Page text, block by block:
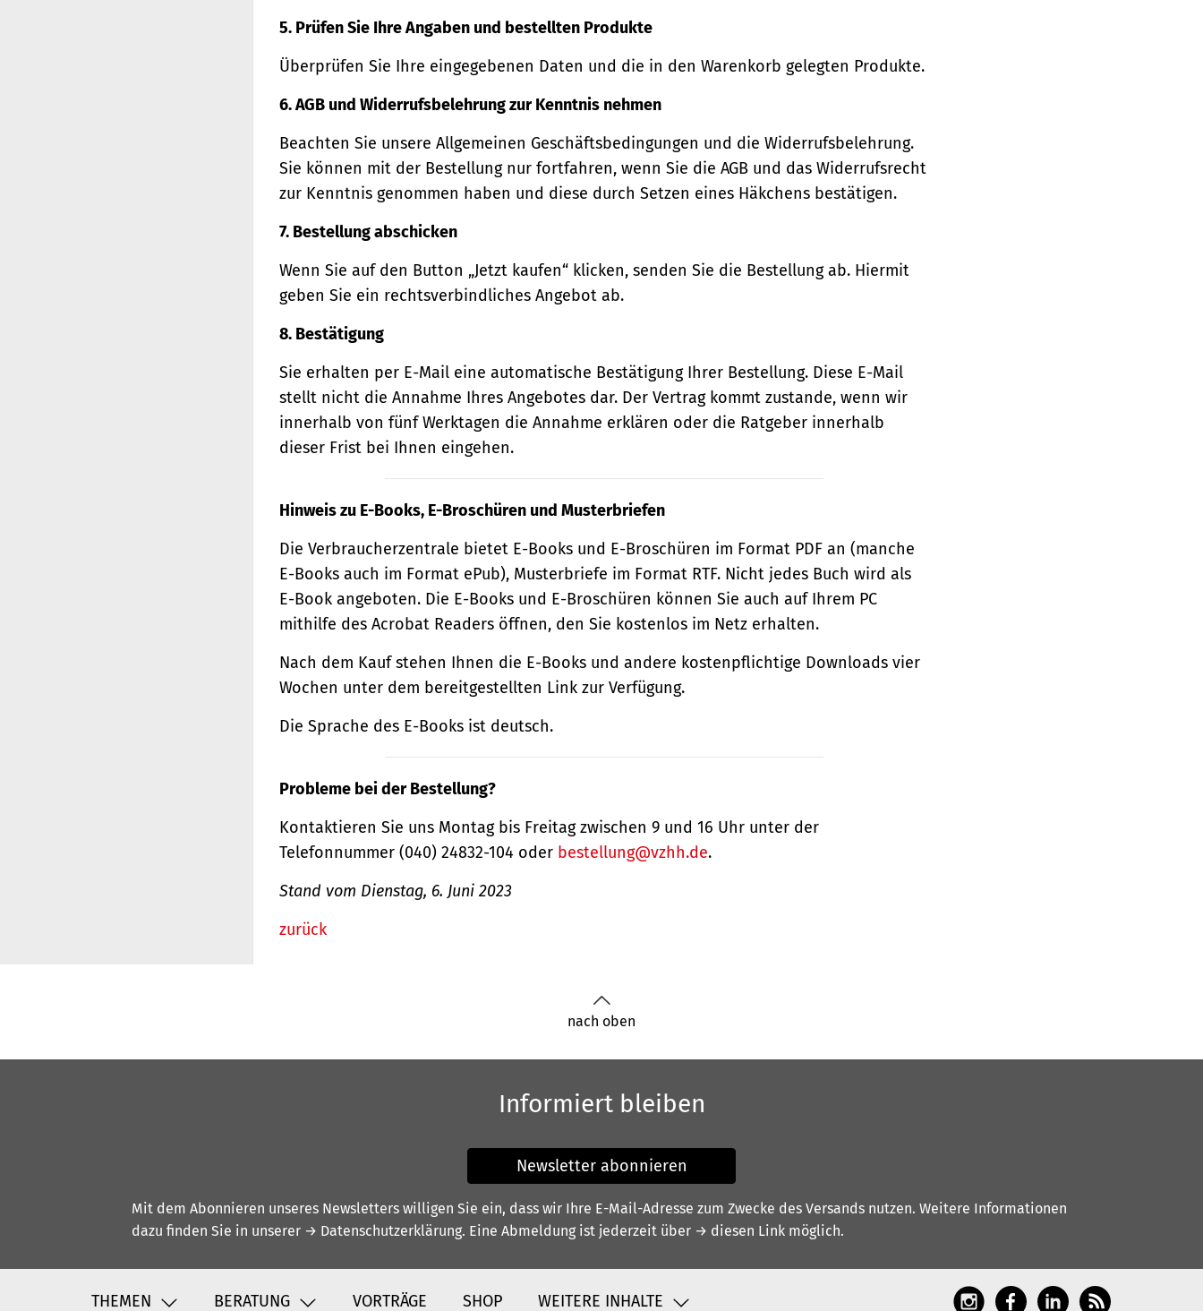
5. Prüfen Sie Ihre Angaben und bestellten Produkte
Überprüfen Sie Ihre eingegebenen Daten und die in den Warenkorb gelegten Produkte.
6. AGB und Widerrufsbelehrung zur Kenntnis nehmen
Beachten Sie unsere Allgemeinen Geschäftsbedingungen und die Widerrufsbelehrung.
Sie können mit der Bestellung nur fortfahren, wenn Sie die AGB und das Widerrufsrecht
zur Kenntnis genommen haben und diese durch Setzen eines Häkchens bestätigen.
7. Bestellung abschicken
Wenn Sie auf den Button „Jetzt kaufen“ klicken, senden Sie die Bestellung ab. Hiermit
geben Sie ein rechtsverbindliches Angebot ab.
8. Bestätigung
Sie erhalten per E-Mail eine automatische Bestätigung Ihrer Bestellung. Diese E-Mail
stellt nicht die Annahme Ihres Angebotes dar. Der Vertrag kommt zustande, wenn wir
innerhalb von fünf Werktagen die Annahme erklären oder die Ratgeber innerhalb
dieser Frist bei Ihnen eingehen.
Hinweis zu E-Books, E-Broschüren und Musterbriefen
Die Verbraucherzentrale bietet E-Books und E-Broschüren im Format PDF an (manche
E-Books auch im Format ePub), Musterbriefe im Format RTF. Nicht jedes Buch wird als
E-Book angeboten. Die E-Books und E-Broschüren können Sie auch auf Ihrem PC
mithilfe des Acrobat Readers öffnen, den Sie kostenlos im Netz erhalten.
Nach dem Kauf stehen Ihnen die E-Books und andere kostenpflichtige Downloads vier
Wochen unter dem bereitgestellten Link zur Verfügung.
Die Sprache des E-Books ist deutsch.
Probleme bei der Bestellung?
Kontaktieren Sie uns Montag bis Freitag zwischen 9 und 16 Uhr unter der
Telefonnummer (040) 24832-104 oder bestellung@vzhh.de.
Stand vom Dienstag, 6. Juni 2023
zurück
nach oben
Informiert bleiben
Newsletter abonnieren
Mit dem Abonnieren unseres Newsletters willigen Sie ein, dass wir Ihre E-Mail-Adresse zum Zwecke des Versands nutzen. Weitere Informationen
dazu finden Sie in unserer → Datenschutzerklärung. Eine Abmeldung ist jederzeit über → diesen Link möglich.
THEMEN BERATUNG VORTRÄGE SHOP WEITERE INHALTE